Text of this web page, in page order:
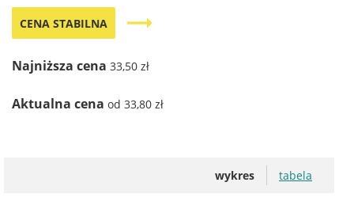
CENA STABILNA trending_flat
Najniższa cena 33,50 zł
Aktualna cena od 33,80 zł
wykres tabela